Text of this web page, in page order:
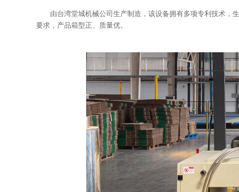
由台湾堂城机械公司生产制造，该设备拥有多项专利技术，
要求，产品箱型正、质量优。